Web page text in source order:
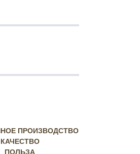
ПРОИЗВОДСТВО
КАЧЕСТВО
ПОЛЬЗА